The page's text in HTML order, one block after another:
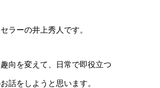
ラーの井上秀人です。
向を変えて、日常で即役立つ
話をしようと思います。